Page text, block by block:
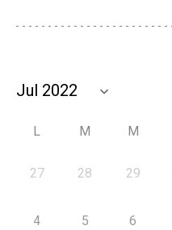
L M M
27 28 29
4 5 6